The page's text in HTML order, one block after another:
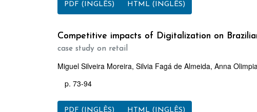
PDF (INGLÊS) HTML (INGLÊS)
Competitive impacts of Digitalization on
case study on retail
Miguel Silveira Moreira, Silvia Fagá de Almeida, Anna
p. 73-94
PDF (INGLÊS) HTML (INGLÊS)